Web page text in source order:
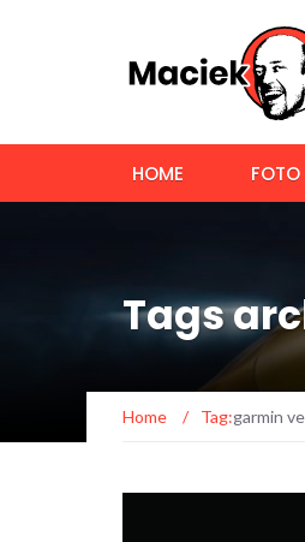
HOME FOTO
Tags
Home / Tag:garmin